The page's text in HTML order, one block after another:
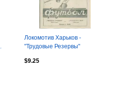
Локомотив Харьков -
"Трудовые Резервы"
$9.25